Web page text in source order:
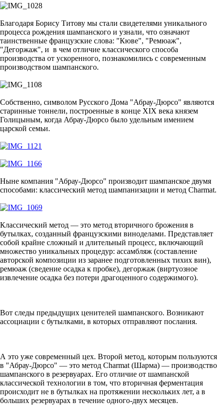
Благодаря Борису Титову мы стали свидетелями уникального
процесса рождения шампанского и узнали, что означают
таинственные французские слова: "Кюве", "Ремюаж",
"Дегоржаж", и в чем отличие классического способа
производства от ускоренного, познакомились с современным
производством шампанского.
Собственно, символом Русского Дома "Абрау-Дюрсо" являются
старинные тоннели, построенные в конце XIX века князем
Голицыным, когда Абрау-Дюрсо было удельным имением
царской семьи.
Ныне компания "Абрау-Дюрсо" производит шампанское двумя
способами: классический метод шампанизации и метод Charmat.
Классический метод — это метод вторичного брожения в
бутылках, созданный французскими виноделами. Представляет
собой крайне сложный и длительный процесс, включающий
множество уникальных процедур: ассамбляж (составление
авторской композиции из заранее подготовленных тихих вин),
ремюаж (сведение осадка к пробке), дегоржаж (виртуозное
извлечение осадка без потери драгоценного содержимого).
Вот следы предыдущих ценителей шампанского. Возникают
ассоциации с бутылками, в которых отправляют послания.
А это уже современный цех. Второй метод, которым пользуются
в "Абрау-Дюрсо" — это метод Charmat (Шарма) — производство
шампанского в резервуарах. Его отличие от шампанской
классической технологии в том, что вторичная ферментация
происходит не в бутылках на протяжении нескольких лет, а в
больших резервуарах в течение одного-двух месяцев.